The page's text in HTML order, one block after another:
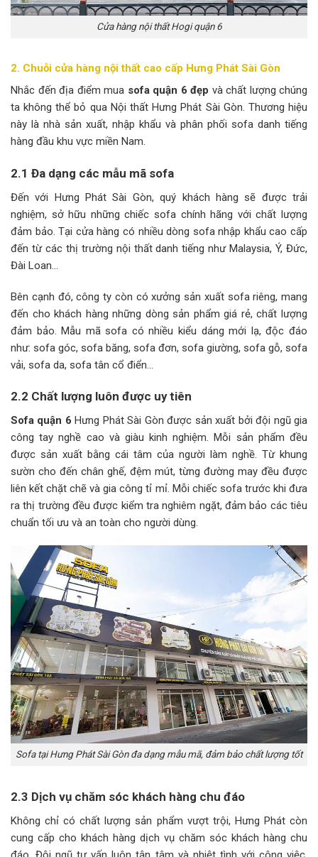
Cửa hàng nội thất Hogi quận 6
2. Chuỗi cửa hàng nội thất cao cấp Hưng Phát Sài Gòn
Nhắc đến địa điểm mua sofa quận 6 đẹp và chất lượng chúng
ta không thể bỏ qua Nội thất Hưng Phát Sài Gòn. Thương hiệu
này là nhà sản xuất, nhập khẩu và phân phối sofa danh tiếng
hàng đầu khu vực miền Nam.
2.1 Đa dạng các mẫu mã sofa
Đến với Hưng Phát Sài Gòn, quý khách hàng sẽ được trải
nghiệm, sở hữu những chiếc sofa chính hãng với chất lượng
đảm bảo. Tại cửa hàng có nhiều dòng sofa nhập khẩu cao cấp
đến từ các thị trường nội thất danh tiếng như Malaysia, Ý, Đức,
Đài Loan…
Bên cạnh đó, công ty còn có xưởng sản xuất sofa riêng, mang
đến cho khách hàng những dòng sản phẩm giá rẻ, chất lượng
đảm bảo. Mẫu mã sofa có nhiều kiểu dáng mới lạ, độc đáo
như: sofa góc, sofa băng, sofa đơn, sofa giường, sofa gỗ, sofa
vải, sofa da, sofa tân cổ điển…
2.2 Chất lượng luôn được uy tiên
Sofa quận 6 Hưng Phát Sài Gòn được sản xuất bởi đội ngũ gia
công tay nghề cao và giàu kinh nghiệm. Mỗi sản phẩm đều
được sản xuất bằng cái tâm của người làm nghề. Từ khung
sườn cho đến chân ghế, đệm mút, từng đường may đều được
liên kết chặt chẽ và gia công tỉ mỉ. Mỗi chiếc sofa trước khi đưa
ra thị trường đều được kiểm tra nghiêm ngặt, đảm bảo các tiêu
chuẩn tối ưu và an toàn cho người dùng.
Sofa tại Hưng Phát Sài Gòn đa dạng mẫu mã, đảm bảo chất lượng tốt
2.3 Dịch vụ chăm sóc khách hàng chu đáo
Không chỉ có chất lượng sản phẩm vượt trội, Hưng Phát còn
cung cấp cho khách hàng dịch vụ chăm sóc khách hàng chu